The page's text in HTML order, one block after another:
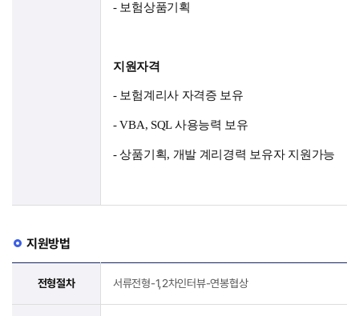
- 보험상품기획
지원자격
- 보험계리사 자격증 보유
-VBA, SQL사용능력 보유
-상품기획, 개발 계리경력 보유자 지원가능
지원방법
전형절차 서류전형-1,2차인터뷰-연봉협상